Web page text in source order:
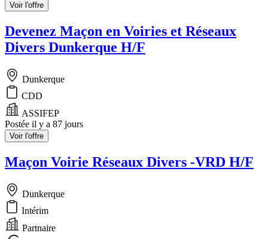
Voir l'offre
Devenez Maçon en Voiries et Réseaux
Divers Dunkerque H/F
Dunkerque
CDD
ASSIFEP
Postée il y a 87 jours
Voir l'offre
Maçon Voirie Réseaux Divers -VRD H/F
Dunkerque
Intérim
Partnaire